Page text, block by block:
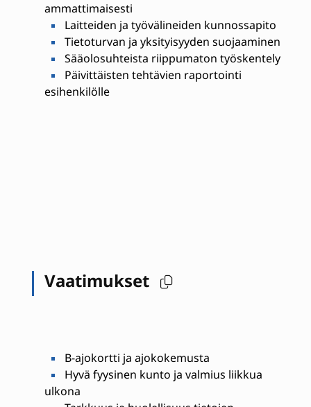
ammattimaisesti
Laitteiden ja työvälineiden kunnossapito
Tietoturvan ja yksityisyyden suojaaminen
Sääolosuhteista riippumaton työskentely
Päivittäisten tehtävien raportointi
esihenkilölle
Vaatimukset
B-ajokortti ja ajokokemusta
Hyvä fyysinen kunto ja valmius liikkua
ulkona